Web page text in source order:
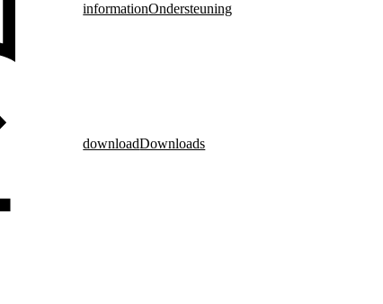
informationOndersteuning
downloadDownloads